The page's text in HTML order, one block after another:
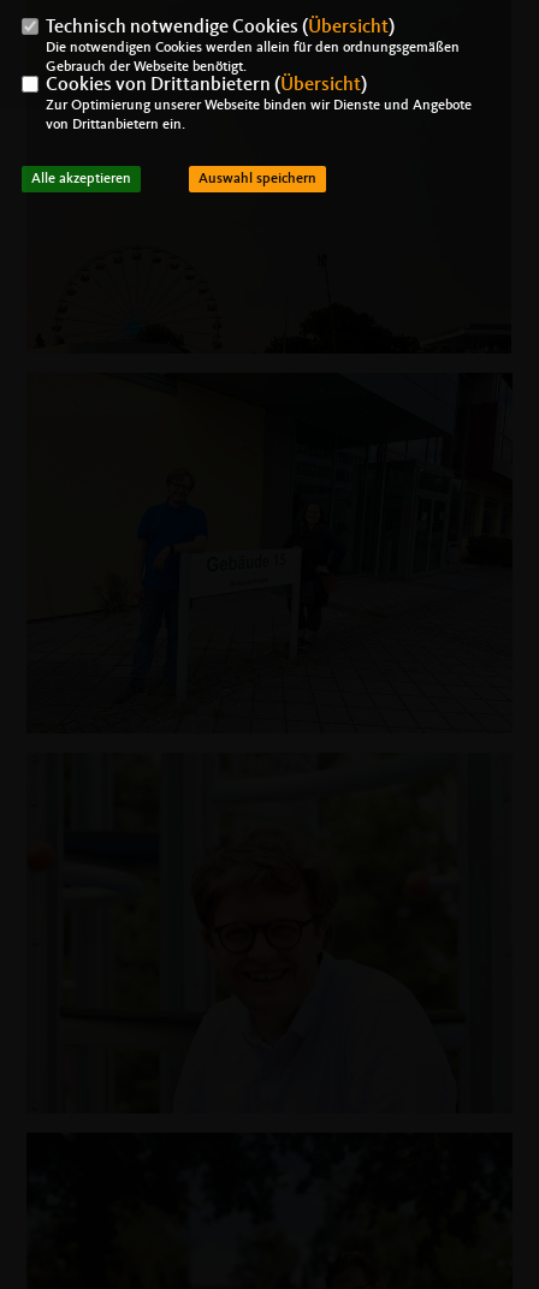
Technisch notwendige Cookies (Übersicht)
Die notwendigen Cookies werden allein für den ordnungsgemäßen
Gebrauch der Webseite benötigt.
Cookies von Drittanbietern (Übersicht)
Zur Optimierung unserer Webseite binden wir Dienste und Angebote
von Drittanbietern ein.
Alle akzeptieren Auswahl speichern